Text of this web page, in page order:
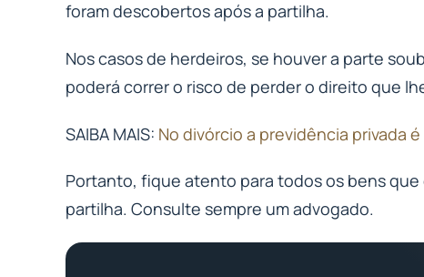
foram descobertos após a partilha.
Nos casos de herdeiros, se houver a parte
poderá correr o risco de perder o direito que
SAIBA MAIS: No divórcio a previdência privada
Portanto, fique atento para todos os bens
partilha. Consulte sempre um advogado.